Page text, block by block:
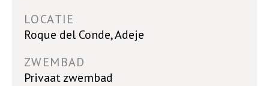
LOCATIE
Roque del Conde, Adeje
ZWEMBAD
Privaat zwembad